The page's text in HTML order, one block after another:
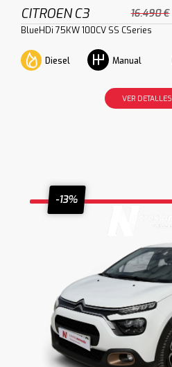
CITROEN C3 16.490 €
BlueHDi 75KW 100CV SS CSeries
Diesel Manual
VER DETALLES
-13%